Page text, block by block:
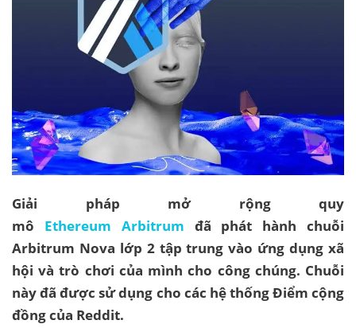
Giải pháp mở rộng quy
mô Ethereum Arbitrum đã phát hành chuỗi
Arbitrum Nova lớp 2 tập trung vào ứng dụng xã
hội và trò chơi của mình cho công chúng. Chuỗi
này đã được sử dụng cho các hệ thống Điểm cộng
đồng của Reddit.